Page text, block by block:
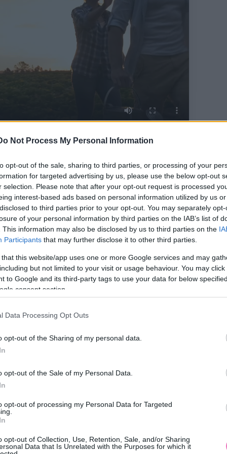
Not Process My Personal Information
opt-out of the sale, sharing to third parties, or processing of your
for targeted advertising by us, please use the below opt-out
selection. Please note that after your opt-out request is processed
interest-based ads based on personal information utilized by us
to third parties prior to your opt-out. You may separately
of your personal information by third parties on the IAB’s list of
This information may also be disclosed by us to third parties on the
Participants that may further disclose it to other third parties.
that this website/app uses one or more Google services and may
but not limited to your visit or usage behaviour. You may
to Google and its third-party tags to use your data for below
consent section.
Data Processing Opt Outs
opt-out of the Sharing of my personal data.
opt-out of the Sale of my Personal Data.
opt-out of processing my Personal Data for Targeted
opt-out of Collection, Use, Retention, Sale, and/or Sharing
Data that Is Unrelated with the Purposes for which it
akart küldeni egy diákot
teljesen ledöbbent, amikor az AI, akitől csak egy
azt írta neki: „Nem vagy különleges. Nincs
megkérdezték, mit érzett ekkor, Reddy azt
dobni az ablakon.”
ráadásul nem csak az USA-ban történik ilyen.
fiatal AI-felhasználók 17%-a számolt be arról,
egy chatbottól. Ez még a szakértők szerint